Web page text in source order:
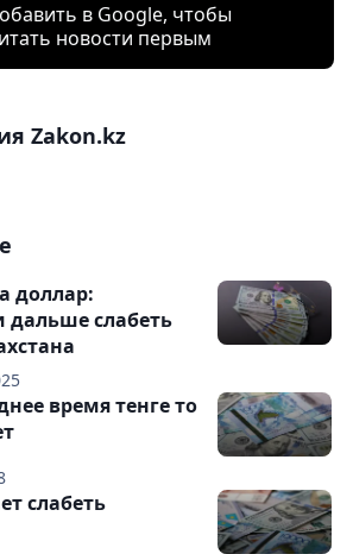
в Google, чтобы
новости первым
Zakon.kz
доллар:
слабеть
время тенге то
слабеть